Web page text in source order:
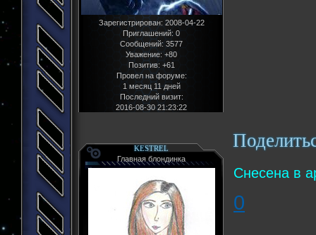
Зарегистрирован: 2008-04-22
Приглашений: 0
Сообщений: 3577
Уважение: +80
Позитив: +61
Провел на форуме:
1 месяц 11 дней
Последний визит:
2016-08-30 21:23:22
KESTREL
Главная блондинка
Снесена в
0